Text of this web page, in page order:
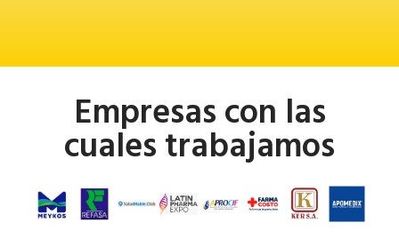
Empresas con las
cuales trabajamos